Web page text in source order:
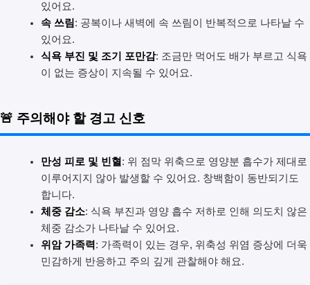
있어요.
속 쓰림: 공복이나 새벽에 속 쓰림이 반복적으로 나타날 수
있어요.
식욕 부진 및 조기 포만감: 조금만 먹어도 배가 부르고 식욕
이 없는 증상이 지속될 수 있어요.
🚨 주의해야 할 경고 신호
만성 피로 및 빈혈 : 위 점막 위축으로 영양분 흡수가 제대로
이루어지지 않아 발생할 수 있어요. 창백함이 동반되기도
합니다.
체중 감소: 식욕 부진과 영양 흡수 저하로 인해 의도치 않은
체중 감소가 나타날 수 있어요.
위암 가족력: 가족력이 있는 경우, 위축성 위염 증상에 더욱
민감하게 반응하고 주의 깊게 관찰해야 해요.